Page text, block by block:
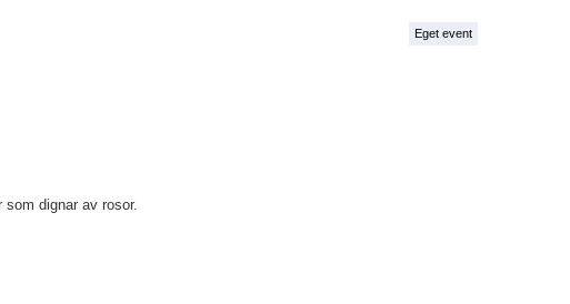
Eget event
som dignar av rosor.